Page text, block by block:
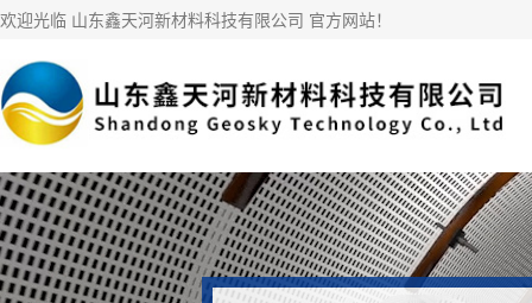
欢迎光临 山东鑫天河新材料科技有限公司 官方网站！